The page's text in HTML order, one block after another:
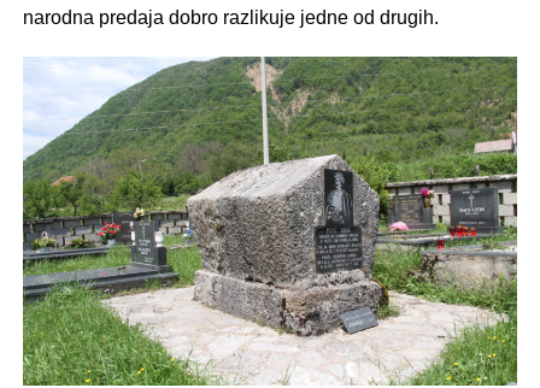
narodna predaja dobro razlikuje jedne od drugih.